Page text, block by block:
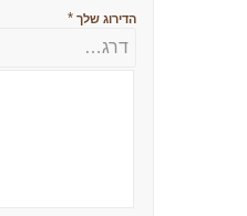
הדירוג שלך *